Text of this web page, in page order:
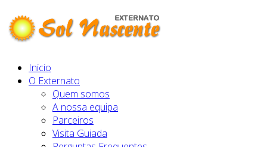
Inicio
O Externato
Quem somos
A nossa equipa
Parceiros
Visita Guiada